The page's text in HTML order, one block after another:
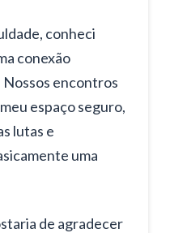
conheci
conexão
encontros
espaço seguro,
lutas e
uma
de agradecer